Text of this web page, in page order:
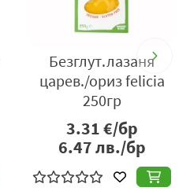
Безглут.лазаня
царев./ориз felicia
250гр
3.31€/бр
6.47лв./бр